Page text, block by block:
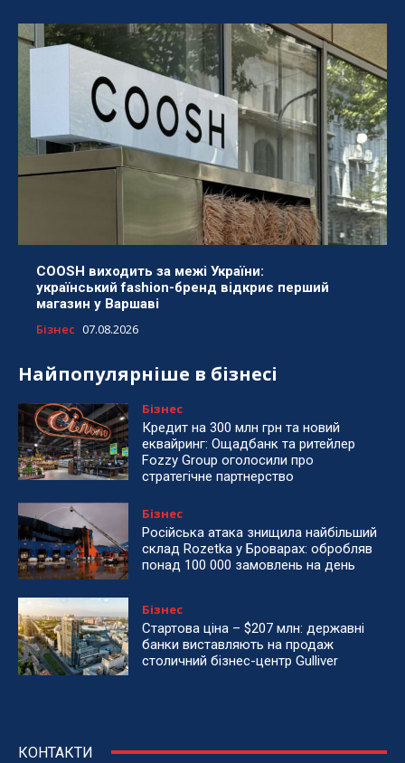
COOSH виходить за межі України:
український fashion-бренд відкриє перший
магазин у Варшаві
Бізнес 07.08.2026
Найпопулярніше в бізнесі
Бізнес
Кредит на 300 млн грн та новий
еквайринг: Ощадбанк та ритейлер
Fozzy Group оголосили про
стратегічне партнерство
Бізнес
Російська атака знищила найбільший
склад Rozetka у Броварах: обробляв
понад 100 000 замовлень на день
Бізнес
Стартова ціна – $207 млн: державні
банки виставляють на продаж
столичний бізнес-центр Gulliver
КОНТАКТИ